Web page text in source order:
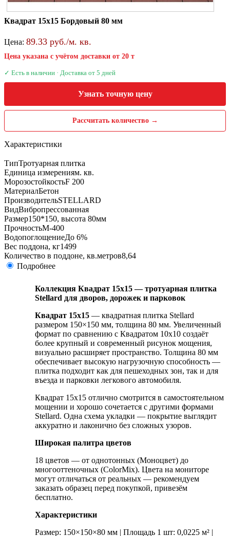
Квадрат 15х15 Бордовый 80 мм
Цена: 89.33 руб./м. кв.
Цена указана с учётом доставки от 20 т
✓ Есть в наличии · Доставка от 5 дней
Узнать точную цену
Рассчитать количество →
Характеристики
ТипТротуарная плитка
Единица измерениям. кв.
МорозостойкостьF 200
МатериалБетон
ПроизводительSTELLARD
ВидВибропрессованная
Размер150*150, высота 80мм
ПрочностьМ-400
ВодопоглощениеДо 6%
Вес поддона, кг1499
Количество в поддоне, кв.метров8,64
Подробнее
Коллекция Квадрат 15х15 — тротуарная плитка
Stellard для дворов, дорожек и парковок
Квадрат 15х15 — квадратная плитка Stellard
размером 150×150 мм, толщина 80 мм. Увеличенный
формат по сравнению с Квадратом 10х10 создаёт
более крупный и современный рисунок мощения,
визуально расширяет пространство. Толщина 80 мм
обеспечивает высокую нагрузочную способность —
плитка подходит как для пешеходных зон, так и для
въезда и парковки легкового автомобиля.
Квадрат 15х15 отлично смотрится в самостоятельном
мощении и хорошо сочетается с другими формами
Stellard. Одна схема укладки — покрытие выглядит
аккуратно и лаконично без сложных узоров.
Широкая палитра цветов
18 цветов — от однотонных (Моноцвет) до
многооттеночных (ColorMix). Цвета на мониторе
могут отличаться от реальных — рекомендуем
заказать образец перед покупкой, привезём
бесплатно.
Характеристики
Размер: 150×150×80 мм | Площадь 1 шт: 0,0225 м² |